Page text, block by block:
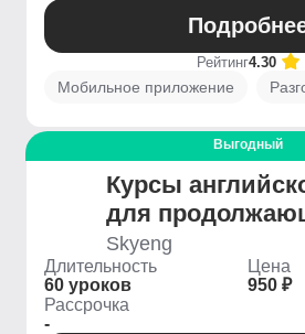
Рейтинг4.30
Мобильное приложение
Выгодный
Курсы
для
Skyeng
Длительность
60 уроков
Цена
950 ₽
Рассрочка
-